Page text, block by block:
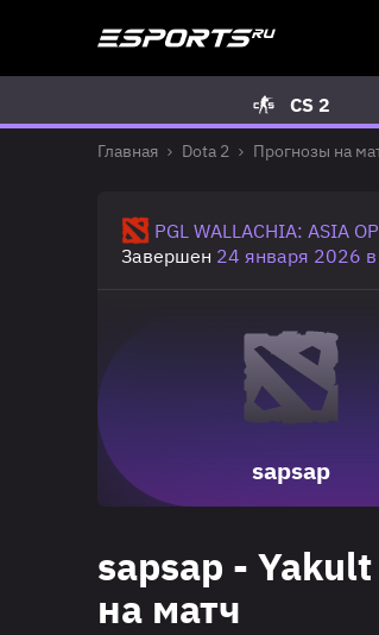
CS 2
Главная Dota 2 Прогнозы на
PGL WALLACHIA: ASIA
Завершен 24 января 2026
sapsap
sapsap -
на матч